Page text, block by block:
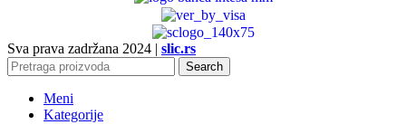
Sva prava zadržana 2024 | slic.rs
Search
Meni
Kategorije